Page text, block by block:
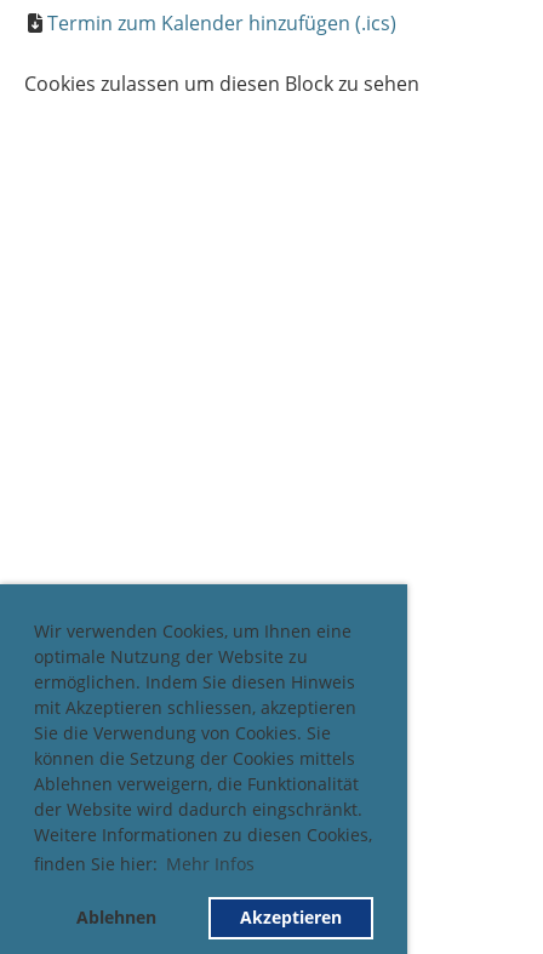
Wir verwenden Cookies, um Ihnen eine
optimale Nutzung der Website zu
ermöglichen. Indem Sie diesen Hinweis
mit Akzeptieren schliessen, akzeptieren
Sie die Verwendung von Cookies. Sie
können die Setzung der Cookies mittels
Ablehnen verweigern, die Funktionalität
der Website wird dadurch eingschränkt.
Weitere Informationen zu diesen Cookies,
finden Sie hier: Mehr Infos
Ablehnen Akzeptieren
Termin zum Kalender hinzufügen (.ics)
Cookies zulassen um diesen Block zu sehen